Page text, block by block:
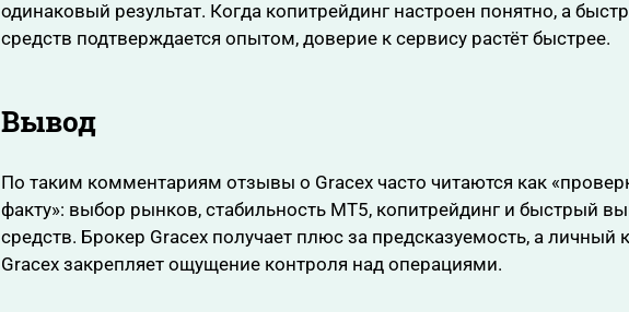
одинаковый результат. Когда копитрейдинг настроен понятно, а
средств подтверждается опытом, доверие к сервису растёт быстрее.
Вывод
По таким комментариям отзывы о Gracex часто читаются как
факту»: выбор рынков, стабильность MT5, копитрейдинг и быстрый
средств. Брокер Gracex получает плюс за предсказуемость, а личный
Gracex закрепляет ощущение контроля над операциями.